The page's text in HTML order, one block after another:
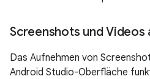
Screenshots und Videos
Das Aufnehmen von
Android Studio-Oberfläche